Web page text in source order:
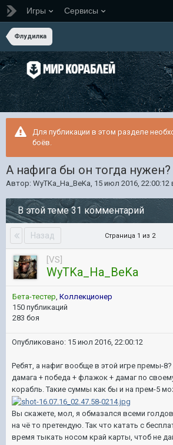
Игры Сервисы
Флудилка
Для публикации в этом разделе
боёв.
А нафига бы он тогда нужен?
Автор: WyTKa_Ha_BeKa, 15 июл 2016, 22:00:12
В этой теме 31 комментарий
Назад Страница 1 из 2
[VS]
WyTKa_Ha_BeKa
Бета-тестер, Коллекционер
150 публикаций
283 боя
Опубликовано: 15 июл 2016, 22:00:12
Ребят, а нафиг вообще в этой игре премы-
дамага + победа + флажок + дамаг по
корабль. Такие суммы как бы и на прем-5
Вы скажете, мол, я обмазался всеми
на чё то претендую. Так что катать с
время тыкать носом край карты, чтоб не